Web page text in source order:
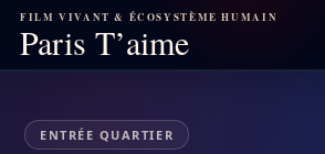
FILM VIVANT & ÉCOSYSTÈME HUMAIN
Paris T’aime
75018
Ce quartier est l’un des 80 décors
ENTRÉE QUARTIER